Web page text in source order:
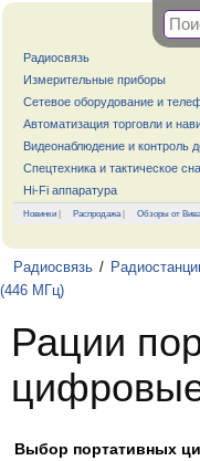
Радиосвязь
Измерительные приборы
Сетевое оборудование и
Автоматизация торговли и
Видеонаблюдение и контроль
Спецтехника и тактическое
Hi-Fi аппаратура
Новинки | Распродажа| Обзоры от
Радиосвязь /
(446 МГц)
Рации
Выбор портативных